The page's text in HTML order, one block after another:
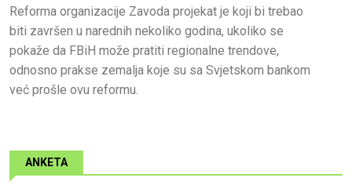
Reforma organizacije Zavoda projekat je koji bi trebao
biti završen u narednih nekoliko godina, ukoliko se
pokaže da FBiH može pratiti regionalne trendove,
odnosno prakse zemalja koje su sa Svjetskom bankom
već prošle ovu reformu.
ANKETA